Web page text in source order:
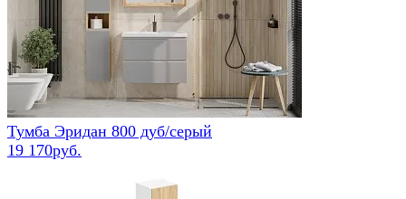
Тумба Эридан 800 дуб/серый
19 170руб.